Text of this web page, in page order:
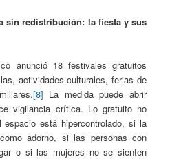
sin redistribución: la fiesta y sus
anunció 18 festivales gratuitos
actividades culturales, ferias de
[8] La medida puede abrir
vigilancia crítica. Lo gratuito no
está hipercontrolado, si la
adorno, si las personas con
o si las mujeres no se sienten